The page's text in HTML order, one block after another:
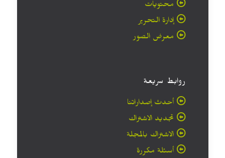
محتويات
إدارة التحرير
معرض الصور
روابط سريعة
أحدث إصداراتنا
تجديد الاشتراك
الاشتراك بالمجلة
أسئلة مكررة